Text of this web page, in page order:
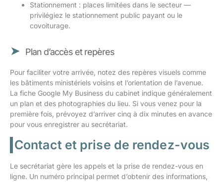
Stationnement : places limitées dans le secteur —
privilégiez le stationnement public payant ou le
covoiturage.
Plan d’accès et repères
Pour faciliter votre arrivée, notez des repères visuels comme
les bâtiments ministériels voisins et l’orientation de l’avenue.
La fiche Google My Business du cabinet indique généralement
un plan et des photographies du lieu. Si vous venez pour la
première fois, prévoyez d’arriver cinq à dix minutes en avance
pour vous enregistrer au secrétariat.
Contact et prise de rendez-vous
Le secrétariat gère les appels et la prise de rendez-vous en
ligne. Un numéro principal permet d’obtenir des informations,